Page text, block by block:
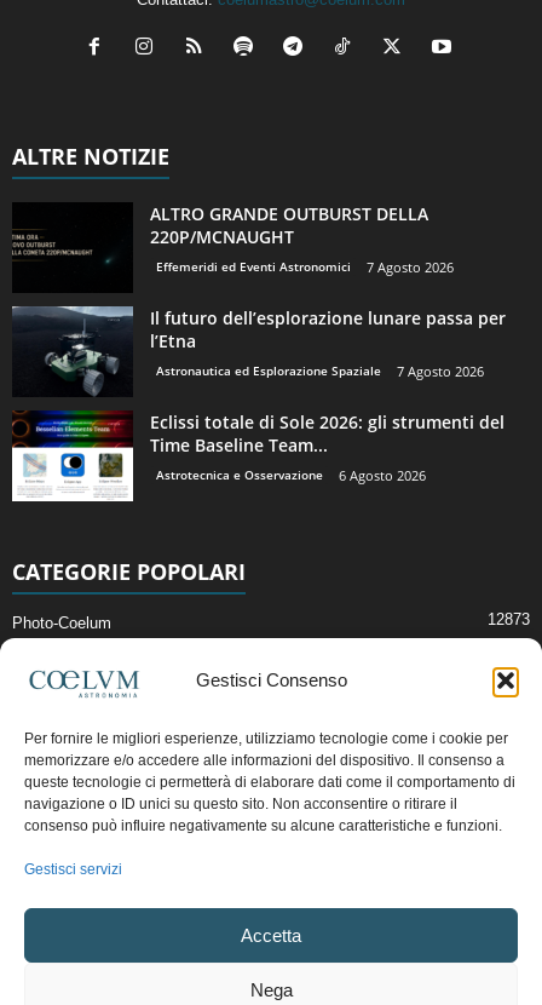
Gestisci Consenso
Per fornire le migliori esperienze, utilizziamo tecnologie come i cookie per
memorizzare e/o accedere alle informazioni del dispositivo. Il consenso a
queste tecnologie ci permetterà di elaborare dati come il comportamento di
navigazione o ID unici su questo sito. Non acconsentire o ritirare il
consenso può influire negativamente su alcune caratteristiche e funzioni.
Gestisci servizi
Accetta
Nega
ALTRE NOTIZIE
ALTRO GRANDE OUTBURST DELLA
220P/MCNAUGHT
Effemeridi ed Eventi Astronomici 7 Agosto 2026
Il futuro dell’esplorazione lunare passa per
l’Etna
Astronautica ed Esplorazione Spaziale 7 Agosto 2026
Eclissi totale di Sole 2026: gli strumenti del
Time Baseline Team...
Astrotecnica e Osservazione 6 Agosto 2026
CATEGORIE POPOLARI
Photo-Coelum 12873
News di Astronomia 2411
Cielo del Mese
Astronomia, Astrofisica e Cosmologia
Articoli e Risorse On-Line
Copyright © 1997 - 2024 vietata la riproduzione.